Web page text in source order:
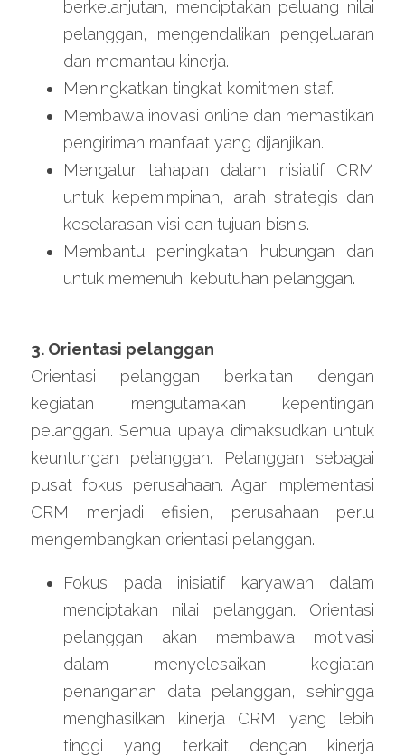
berkelanjutan, menciptakan peluang nilai
pelanggan, mengendalikan pengeluaran
dan memantau kinerja.
Meningkatkan tingkat komitmen staf.
Membawa inovasi online dan memastikan
pengiriman manfaat yang dijanjikan.
Mengatur tahapan dalam inisiatif CRM
untuk kepemimpinan, arah strategis dan
keselarasan visi dan tujuan bisnis.
Membantu peningkatan hubungan dan
untuk memenuhi kebutuhan pelanggan.
3. Orientasi pelanggan
Orientasi pelanggan berkaitan dengan
kegiatan mengutamakan kepentingan
pelanggan. Semua upaya dimaksudkan untuk
keuntungan pelanggan. Pelanggan sebagai
pusat fokus perusahaan. Agar implementasi
CRM menjadi efisien, perusahaan perlu
mengembangkan orientasi pelanggan.
Fokus pada inisiatif karyawan dalam
menciptakan nilai pelanggan. Orientasi
pelanggan akan membawa motivasi
dalam menyelesaikan kegiatan
penanganan data pelanggan, sehingga
menghasilkan kinerja CRM yang lebih
tinggi yang terkait dengan kinerja